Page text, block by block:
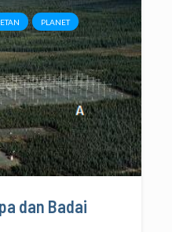
PLANET
dan Badai